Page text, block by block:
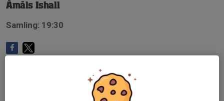
Åmåls Ishall
Samling: 19:30